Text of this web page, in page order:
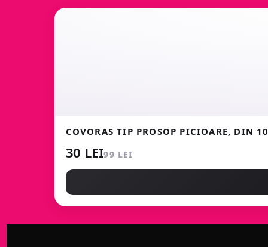
COVORAS TIP PROSOP PICIOARE, DIN
30 LEI99 LEI